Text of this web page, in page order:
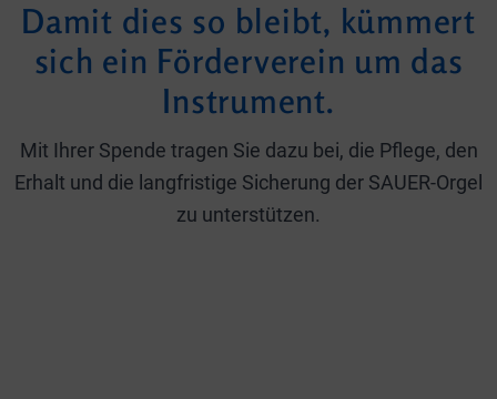
Damit dies so bleibt, kümmert
sich ein Förderverein um das
Instrument.
Mit Ihrer Spende tragen Sie dazu bei, die Pflege, den
Erhalt und die langfristige Sicherung der SAUER-Orgel
zu unterstützen.